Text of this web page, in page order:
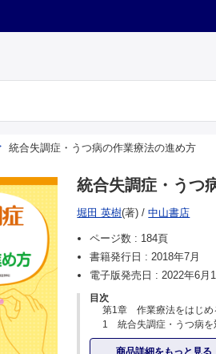
統合失調症・うつ病の作業療法の進め方
統合失調症・うつ
堀田 英樹(著) /中山書店
ページ数 : 184頁
書籍発行日 :2018年7月
電子版発売日 :2022年6月
目次
第1章 作業療法をはじめ
1 統合失調症・うつ病を
統合失調症患者と作業療
商品詳細をもっと見る